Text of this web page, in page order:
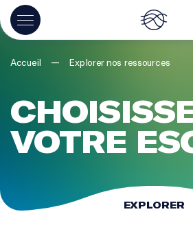
Accueil — Explorer nos ressources
VOTRE
EXPLORER